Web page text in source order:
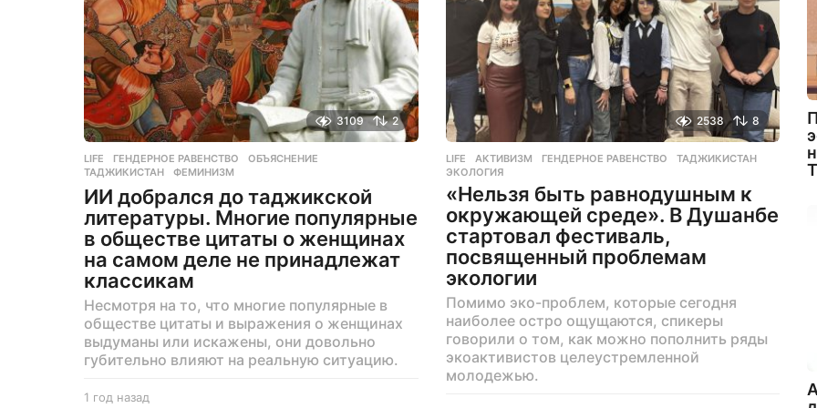
3109 2
LIFE ГЕНДЕРНОЕ РАВЕНСТВО ,ОБЪЯСНЕНИЕ
ТАДЖИКИСТАН
,ФЕМИНИЗМ
ИИ добрался до таджикской
литературы. Многие популярные
в обществе цитаты о женщинах
на самом деле не принадлежат
классикам
Несмотря на то, что многие популярные в
обществе цитаты и выражения о женщинах
выдуманы или искажены, они довольно
губительно влияют на реальную ситуацию.
1 год назад
2538 8
LIFE АКТИВИЗМ ,ГЕНДЕРНОЕ РАВЕНСТВО ,ТАДЖИКИСТАН
ЭКОЛОГИЯ
«Нельзя быть равнодушным к
окружающей среде». В Душанбе
стартовал фестиваль,
посвященный проблемам
экологии
Помимо эко-проблем, которые сегодня
наиболее остро ощущаются, спикеры
говорили о том, как можно пополнить ряды
экоактивистов целеустремленной
молодежью.